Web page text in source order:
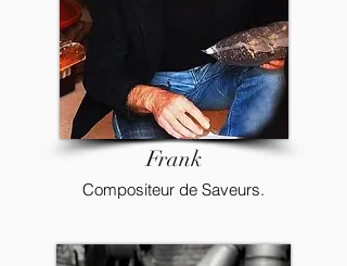
Frank
Compositeur de Saveurs.